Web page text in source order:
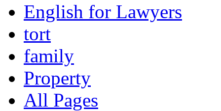
English for Lawyers
tort
family
Property
All Pages